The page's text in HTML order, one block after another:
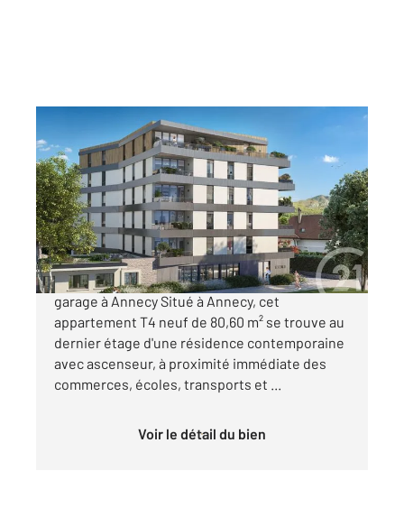
ANNECY 74
80,60 m2, 4 pièces
Ref : 6562
Appartement T4 à vendre
692 000 €
Appartement T4 neuf avec grande terrasse et
garage à Annecy Situé à Annecy, cet
appartement T4 neuf de 80,60 m² se trouve au
dernier étage d'une résidence contemporaine
avec ascenseur, à proximité immédiate des
commerces, écoles, transports et ...
Voir le détail du bien